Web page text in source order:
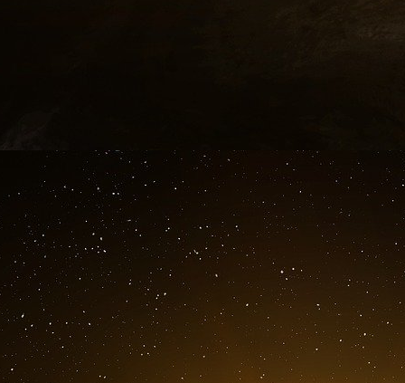
Les amendements de la gauche
l’espace maritime français en fonction de
immatriculé́ en France ou non, qu’il
Marie-Noëlle Lienemann, sénatrice GRS
voulez investir dans la transition écologique,
chacun à proportion de sa pollution, surtout
des alternatives. Il faut être sourd à ce
n’interdit pas les vols, on demande qu’ils
pas une taxe de dissuasion mais pour
écologique. »